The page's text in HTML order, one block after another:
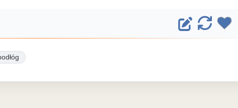
E
d
t
O
d
i